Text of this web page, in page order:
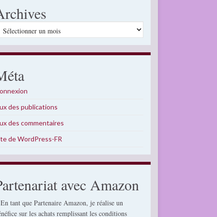
des publications
des commentaires
de WordPress-FR
avec Amazon
tant que Partenaire Amazon, je réalise un
sur les achats remplissant les conditions